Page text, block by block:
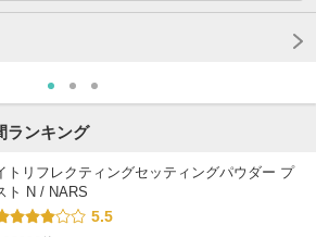
ランキング
トリフレクティングセッティングパウダー プ
ト N / NARS
5.5